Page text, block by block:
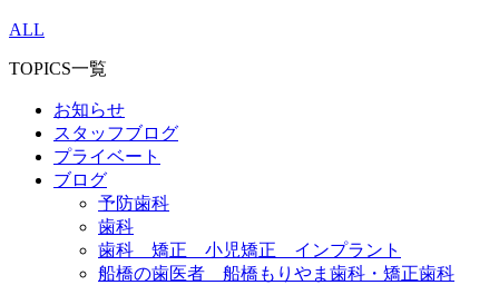
ALL
TOPICS一覧
お知らせ
スタッフブログ
プライベート
ブログ
予防歯科
歯科
歯科 矯正 小児矯正 インプラント
船橋の歯医者 船橋もりやま歯科・矯正歯科